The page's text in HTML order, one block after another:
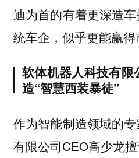
迪为首的有着更深造
统车企，似乎更能赢得
软体机器人科技有
造“智慧西装暴徒”
作为智能制造领域的
有限公司CEO高少龙